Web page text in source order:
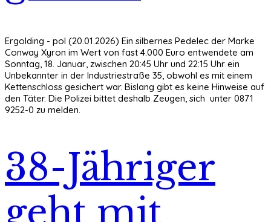
Ergolding - pol (20.01.2026) Ein silbernes Pedelec der Marke
Conway Xyron im Wert von fast 4.000 Euro entwendete am
Sonntag, 18. Januar, zwischen 20:45 Uhr und 22:15 Uhr ein
Unbekannter in der Industriestraße 35, obwohl es mit einem
Kettenschloss gesichert war. Bislang gibt es keine Hinweise auf
den Täter. Die Polizei bittet deshalb Zeugen, sich unter 0871
9252-0 zu melden.
38-Jähriger
geht mit